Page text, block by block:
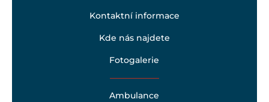
Kontaktní informace
Kde nás najdete
Fotogalerie
Ambulance